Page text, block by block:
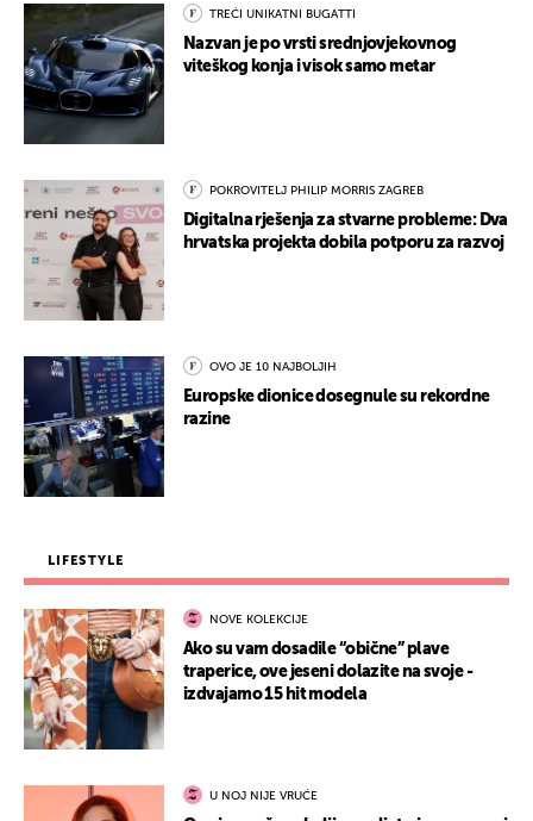
TREĆI UNIKATNI BUGATTI
Nazvan je po vrsti srednjovjekovnog
viteškog konja i visok samo metar
POKROVITELJ PHILIP MORRIS ZAGREB
Digitalna rješenja za stvarne probleme: Dva
hrvatska projekta dobila potporu za razvoj
OVO JE 10 NAJBOLJIH
Europske dionice dosegnule su rekordne
razine
LIFESTYLE
NOVE KOLEKCIJE
Ako su vam dosadile “obične” plave
traperice, ove jeseni dolazite na svoje -
izdvajamo 15 hit modela
U NOJ NIJE VRUĆE